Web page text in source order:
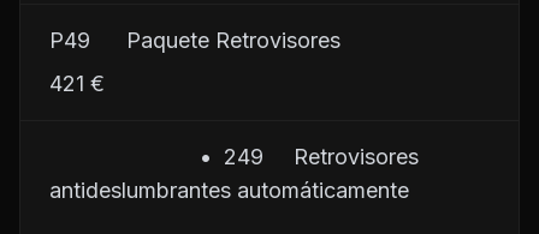
P49      Paquete Retrovisores
421 €
•  249     Retrovisores
antideslumbrantes automáticamente